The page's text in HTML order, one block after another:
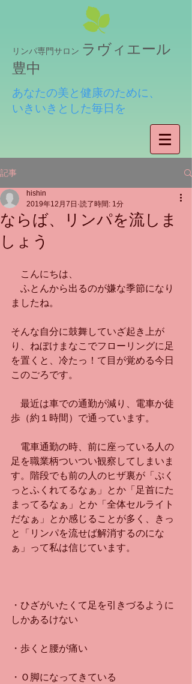
リンパ専門サロン ラヴィエール
豊中
あなたの美と健康のために、
いきいきとした毎日を
記事
ならば、リンパを流しま
しょう
hishin
2019年12月7日 読了時間: 1分
こんにちは、
ふとんから出るのが嫌な季節になり
ましたね。
そんな自分に鼓舞していざ起き上が
り、ねぼけまなこでフローリングに足
を置くと、冷たっ！て目が覚める今日
このごろです。
最近は車での通勤が減り、電車か徒
歩（約１時間）で通っています。
電車通勤の時、前に座っている人の
足を職業柄ついつい観察してしまいま
す。階段でも前の人のヒザ裏が「ぷく
っとふくれてるなぁ」とか「足首にた
まってるなぁ」とか「全体セルライト
だなぁ」とか感じることが多く、きっ
と「リンパを流せば解消するのにな
ぁ」って私は信じています。
・ひざがいたくて足を引きづるように
しかあるけない
・歩くと腰が痛い
・Ｏ脚になってきている